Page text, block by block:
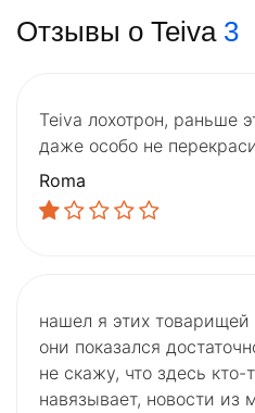
Отзывы о Teiva3
Teiva лохотрон, раньше
даже особо не
Roma
нашел я этих
они показался
не скажу, что здесь
навязывает, новости из